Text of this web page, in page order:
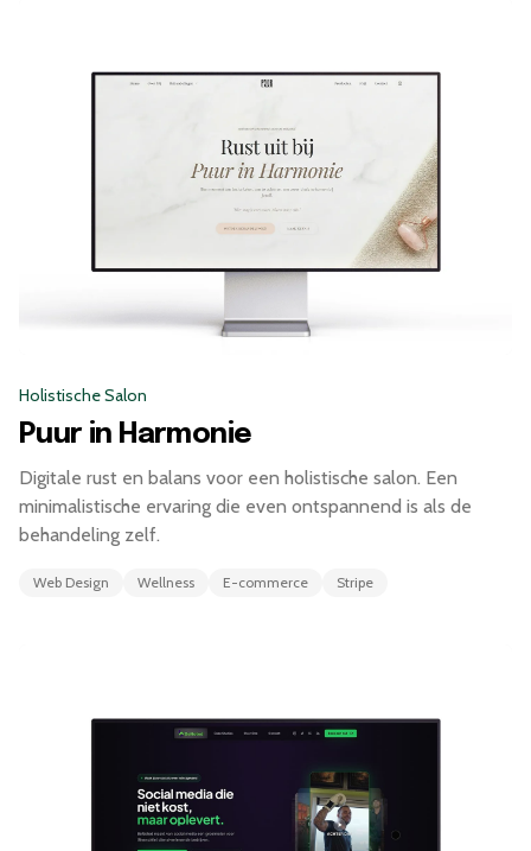
Holistische Salon
Puur in Harmonie
Digitale rust en balans voor een holistische salon. Een
minimalistische ervaring die even ontspannend is als de
behandeling zelf.
Web Design Wellness E-commerce Stripe